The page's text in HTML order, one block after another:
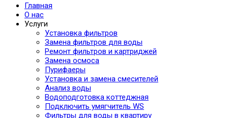
Главная
О нас
Услуги
Установка фильтров
Замена фильтров для воды
Ремонт фильтров и картриджей
Замена осмоса
Пурифаеры
Установка и замена смесителей
Анализ воды
Водоподготовка коттеджная
Подключить умягчитель WS
Фильтры для воды в квартиру